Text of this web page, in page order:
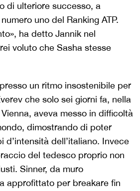
di ulteriore successo, a
uno del Ranking ATP.
ha detto Jannik nel
voluto che Sasha stesse
un ritmo insostenibile per
che solo sei giorni fa, nella
Vienna, aveva messo in difficoltà
dimostrando di poter
d’intensità dell’italiano. Invece
del tedesco proprio non
Sinner, da muro
approfittato per breakare fin